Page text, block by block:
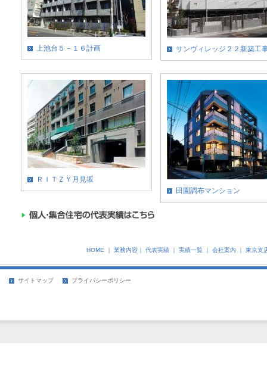
上池台５－１６計画 サンヴィレッジ２２新築工
ＲＩＴＺＹ月見坂
田園調布マンション
HOME ｜ 業務内容｜ 代表実績｜ 実績一覧｜ 会社案内 ｜ 東京支
サイトマップ プライバシーポリシー